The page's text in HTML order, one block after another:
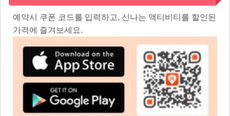
예약시 쿠폰 코드를 입력하고, 신나는 액티비티를 할인된
가격에 즐겨보세요.